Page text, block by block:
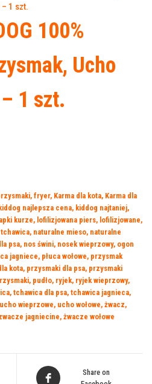
1 szt.
100%
Ucho
1 szt.
, fryer, Karma dla kota, Karma dla
kiddog najlepsza cena, kiddog najtaniej,
kurze, lofilizjowana piers, lofilizjowane,
, naturalne mieso, naturalne
psa, nos świni, nosek wieprzowy, ogon
jagniece, płuca wołowe, przysmak
kota, przysmaki dla psa, przysmaki
, pudło, ryjek, ryjek wieprzowy,
, tchawica dla psa, tchawica jagnieca,
ucho wieprzowe, ucho wołowe, żwacz,
jagniecine, żwacze wołowe
Share on